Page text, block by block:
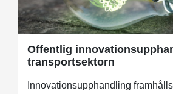
Offentlig
transportsektorn
Innovationsupphandling